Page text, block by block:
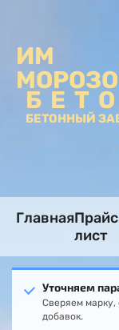
ИМ
БЕТОННЫЙ
Главная
лист
Уточняем
Сверяем марку,
добавок.